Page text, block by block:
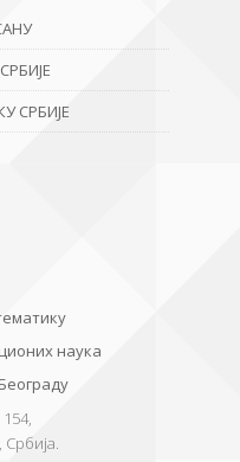
СРБИЈЕ
наука